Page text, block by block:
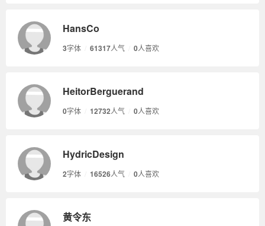
HansCo
3字体 61317人气 0人喜欢
HeitorBerguerand
0字体 12732人气 0人喜欢
HydricDesign
2字体 16526人气 0人喜欢
黄令东